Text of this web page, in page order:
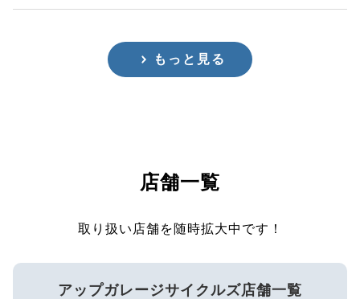
もっと見る
店舗一覧
取り扱い店舗を随時拡大中です！
アップガレージサイクルズ店舗一覧